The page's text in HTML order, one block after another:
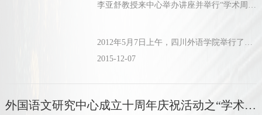
李亚舒教授来中心举办讲座并举行“学术周”第一讲
2012年5月7日上午，四川外语学院举行了重庆市人文社会科学重点研究基地外国语文研究中心成立十周年庆典，特邀中国科学院知名专...
2015-12-07
外国语文研究中心成立十周年庆祝活动之“学术周”第二场学术讲座